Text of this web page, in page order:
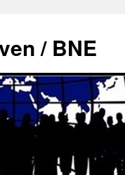
/ BNE